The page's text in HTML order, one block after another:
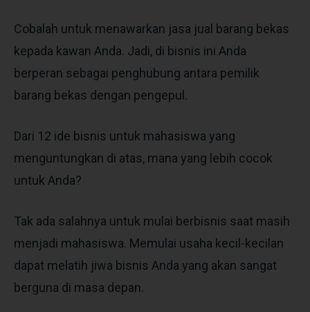
Cobalah untuk menawarkan jasa jual barang bekas
kepada kawan Anda. Jadi, di bisnis ini Anda
berperan sebagai penghubung antara pemilik
barang bekas dengan pengepul.
Dari 12 ide bisnis untuk mahasiswa yang
menguntungkan di atas, mana yang lebih cocok
untuk Anda?
Tak ada salahnya untuk mulai berbisnis saat masih
menjadi mahasiswa. Memulai usaha kecil-kecilan
dapat melatih jiwa bisnis Anda yang akan sangat
berguna di masa depan.